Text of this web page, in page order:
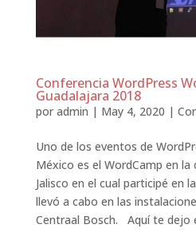
Conferencia WordPress
Guadalajara 2018
por admin | May 4, 2020 |
Uno de los eventos de
México es el WordCamp en la
Jalisco en el cual participé en
llevó a cabo en las
Centraal Bosch. Aquí te dejo